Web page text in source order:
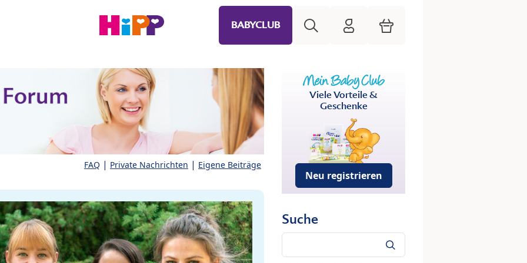
BABYCLUB HiPP Mein Babyclub
Warenkorb
FAQ | Private Nachrichten | Eigene Beiträge
Viele Vorteile &
Geschenke
Neu registrieren
Suche